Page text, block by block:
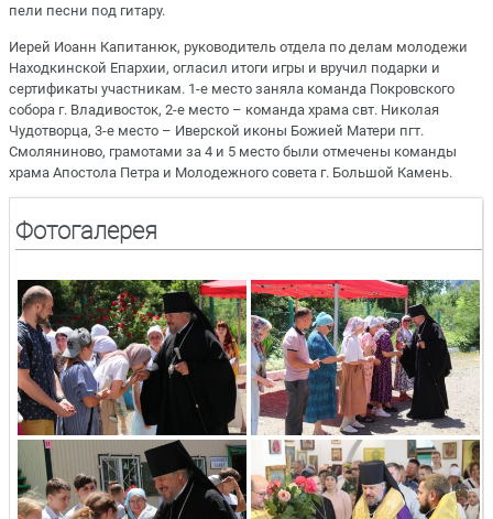
пели песни под гитару.
Иерей Иоанн Капитанюк, руководитель отдела по делам молодежи
Находкинской Епархии, огласил итоги игры и вручил подарки и
сертификаты участникам. 1-е место заняла команда Покровского
собора г. Владивосток, 2-е место – команда храма свт. Николая
Чудотворца, 3-е место – Иверской иконы Божией Матери пгт.
Смоляниново, грамотами за 4 и 5 место были отмечены команды
храма Апостола Петра и Молодежного совета г. Большой Камень.
Фотогалерея